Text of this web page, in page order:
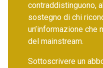
contraddistinguono,
sostegno di chi
un’informazione
del mainstream.
Sottoscrivere un